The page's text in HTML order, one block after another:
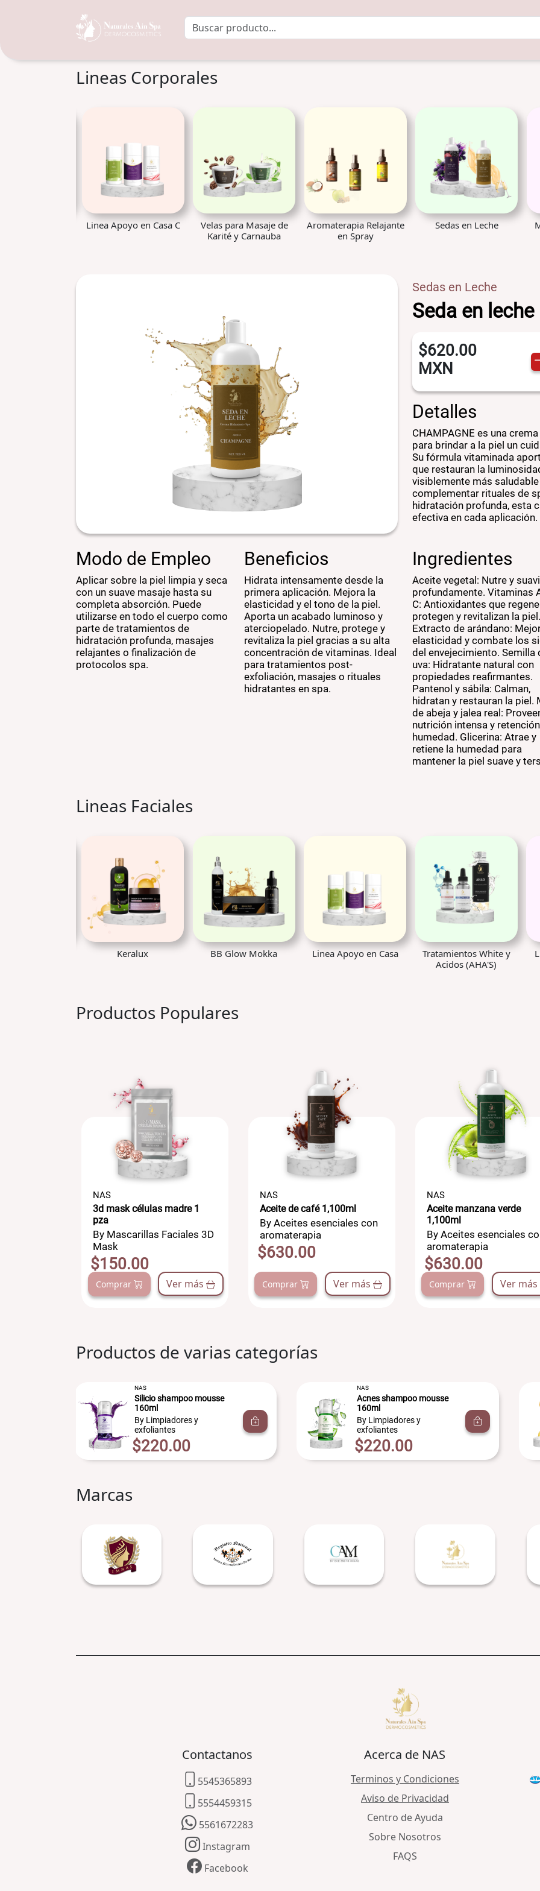
Lineas Corporales
Linea Apoyo en Casa C
Velas para Masaje de
Karité y Carnauba
Aromaterapia Relajante
en Spray
Sedas en Leche
Sedas en Leche
Seda en
$620.00
MXN
Detalles
CHAMPAGNE es una
para brindar a la piel un
Su fórmula vitaminada
que restauran la
visiblemente más
complementar rituales de
hidratación profunda, esta
efectiva en cada aplicación.
Modo de Empleo
Aplicar sobre la piel limpia y seca
con un suave masaje hasta su
completa absorción. Puede
utilizarse en todo el cuerpo como
parte de tratamientos de
hidratación profunda, masajes
relajantes o finalización de
protocolos spa.
Beneficios
Hidrata intensamente desde la
primera aplicación. Mejora la
elasticidad y el tono de la piel.
Aporta un acabado luminoso y
aterciopelado. Nutre, protege y
revitaliza la piel gracias a su alta
concentración de vitaminas. Ideal
para tratamientos post-
exfoliación, masajes o rituales
hidratantes en spa.
Ingredientes
Aceite vegetal: Nutre y
profundamente. Vitaminas
C: Antioxidantes que
protegen y revitalizan la piel.
Extracto de arándano:
elasticidad y combate los
del envejecimiento. Semilla
uva: Hidratante natural con
propiedades reafirmantes.
Pantenol y sábila: Calman,
hidratan y restauran la piel.
de abeja y jalea real:
nutrición intensa y
humedad. Glicerina: Atrae y
retiene la humedad para
mantener la piel suave y
Lineas Faciales
BB Glow Mokka Linea Apoyo en Casa
Tratamientos White y
Linea Climatrix 3000
Productos Populares
NAS
3d mask células madre 1
pza
By Mascarillas Faciales 3D
Mask
$150.00
Comprar Ver más
NAS
Aceite de café 1,100ml
By Aceites esenciales con
aromaterapia
$630.00
Comprar Ver más
NAS
Aceite manzana verde
1,100ml
By Aceites esenciales
aromaterapia
$630.00
Comprar Ver más
Productos de varias categorías
NAS
Silicio shampoo mousse
160ml
By Limpiadores y
exfoliantes
$220.00
NAS
Acnes shampoo mousse
160ml
By Limpiadores y
exfoliantes
$220.00
Marcas
Contactanos
5545365893
5554459315
5561672283
Instagram
Facebook
Acerca de NAS
Terminos y Condiciones
Aviso de Privacidad
Centro de Ayuda
Sobre Nosotros
FAQS